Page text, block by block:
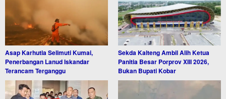
Asap Karhutla Selimuti Kumai,
Penerbangan Lanud Iskandar
Terancam Terganggu
Sekda Kalteng Ambil Alih Ketua
Panitia Besar Porprov XIII 2026,
Bukan Bupati Kobar